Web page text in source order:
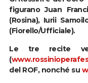
figurano Juan
(Rosina), Iurii
(Fiorello/Ufficiale).
Le tre recite
(
del ROF, nonché su